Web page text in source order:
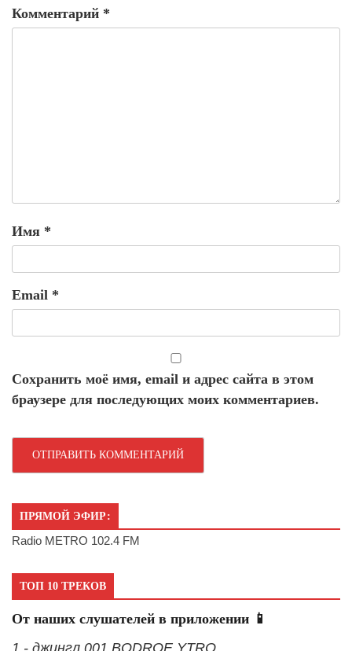
Комментарий *
Имя *
Email *
Сохранить моё имя, email и адрес сайта в этом
браузере для последующих моих комментариев.
ПРЯМОЙ ЭФИР:
Radio METRO 102.4 FM
ТОП 10 ТРЕКОВ
От наших слушателей в приложении 📱
1 - джингл 001 BODROE YTRO